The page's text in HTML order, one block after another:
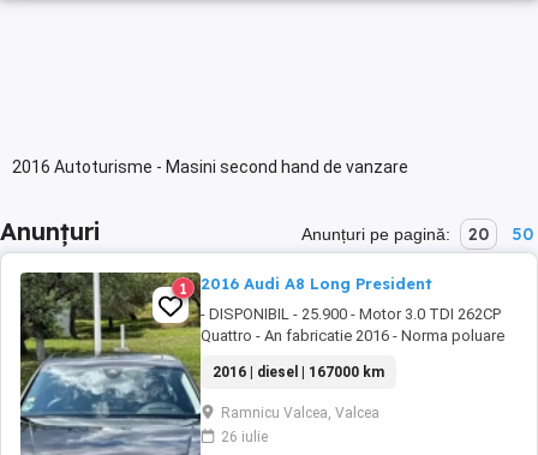
2016 Autoturisme - Masini second hand de vanzare
Anunțuri Anunțuri pe pagină: 20 50
1 2016 Audi A8 Long President
- DISPONIBIL - 25.900 - Motor 3.0 TDI 262CP
Quattro - An fabricatie 2016 - Norma poluare
Head-up display - Faruri matrix LED -
Asistenta la faza lunga - Semnalizari
dinamice fata si spate - Camere 360 - Parcare
automata - Lane assist, side assist, adaptive
2016 | diesel | 167000 km
Ramnicu Valcea, Valcea
26 iulie